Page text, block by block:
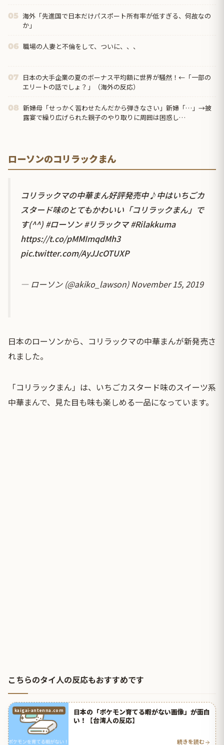
05 海外「先進国で日本だけパスポート所有率が低すぎる、何故なの
か」
06 職場の人妻と不倫をして、ついに、、、
07 日本の大手企業の夏のボーナス平均額に世界が騒然！←「一部の
エリートの話でしょ？」（海外の反応）
08 新婦母「せっかく習わせたんだから弾きなさい」新婦「…」→披
露宴で繰り広げられた親子のやり取りに周囲は困惑し…
ローソンのコリラックまん
コリラックマの中華まん好評発売中♪中はいちごカ
スタード味のとてもかわいい「コリラックまん」で
す(^^) #ローソン #リラックマ #Rilakkuma
https://t.co/pMMImqdMh3
pic.twitter.com/AyJJcOTUXP
— ローソン (@akiko_lawson)November 15, 2019
日本のローソンから、コリラックマの中華まんが新発売さ
れました。
「コリラックまん」は、いちごカスタード味のスイーツ系
中華まんで、見た目も味も楽しめる一品になっています。
こちらのタイ人の反応もおすすめです
kaigai-antenna.com
日本の「ポケモン育てる暇がない画像」が面白
い！【台湾人の反応】
続きを読む